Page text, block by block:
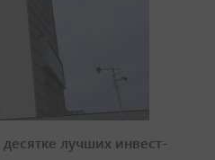
лучших инвест-